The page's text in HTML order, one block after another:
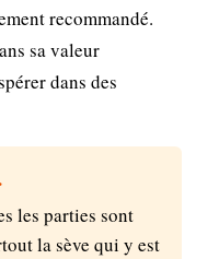
recommandé.
sa valeur
dans des
les parties sont
la sève qui y est